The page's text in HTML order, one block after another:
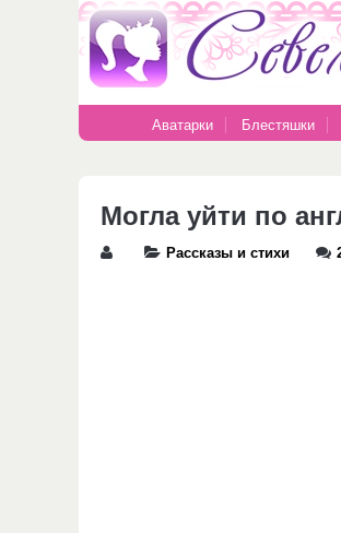
Аватарки Блестяшки
Могла уйти по
Рассказы и стихи